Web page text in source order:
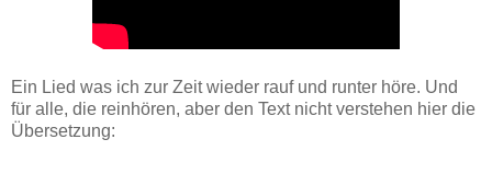
Ein Lied was ich zur Zeit wieder rauf und runter höre. Und
für alle, die reinhören, aber den Text nicht verstehen hier die
Übersetzung: